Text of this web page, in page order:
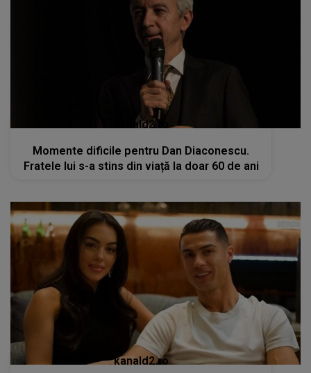
kanald2.ro
Momente dificile pentru Dan Diaconescu.
Fratele lui s-a stins din viață la doar 60 de ani
kanald2.ro